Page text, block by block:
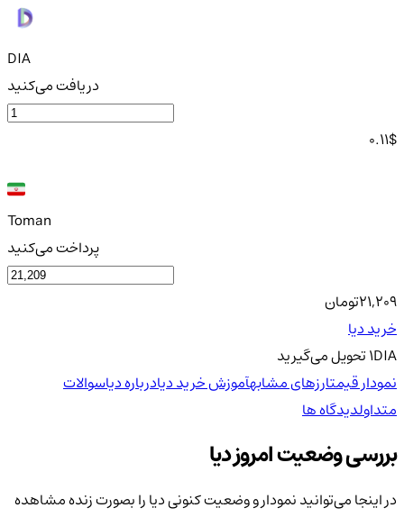
DIA
دریافت می‌کنید
0.11$
Toman
پرداخت می‌کنید
21,209تومان
خرید دیا
1DIAتحویلمی‌گیرید
نمودار قیمتارزهای مشابهآموزش خرید دیادرباره دیاسوالات
متداولدیدگاه ها
بررسی وضعیت امروز دیا
در اینجا می‌توانید نمودار و وضعیت کنونی دیا را بصورت زنده مشاهده